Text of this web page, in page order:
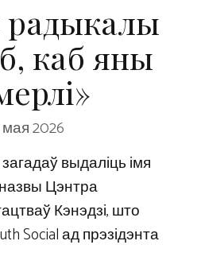
каб яны
2026
выдаліць імя
Цэнтра
Кэнэдзі, што
Social ад прэзідэнта